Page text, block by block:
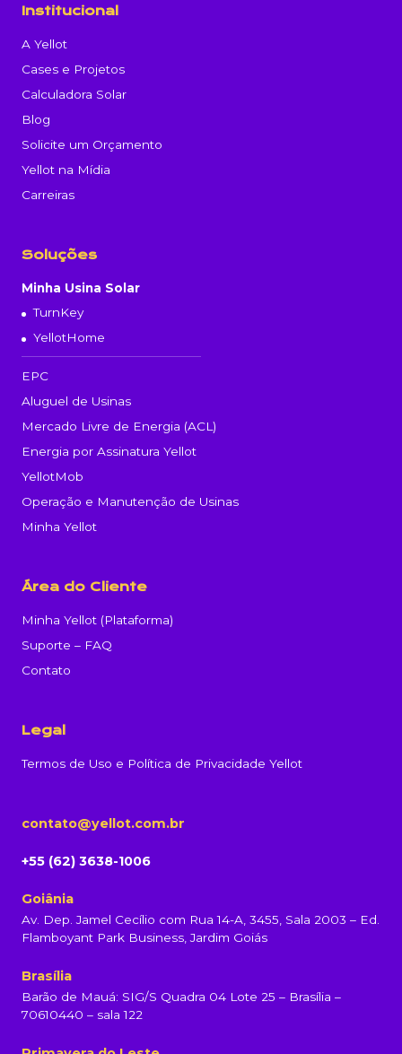
Institucional
A Yellot
Cases e Projetos
Calculadora Solar
Blog
Solicite um Orçamento
Yellot na Mídia
Carreiras
Soluções
Minha Usina Solar
TurnKey
YellotHome
EPC
Aluguel de Usinas
Mercado Livre de Energia (ACL)
Energia por Assinatura Yellot
YellotMob
Operação e Manutenção de Usinas
Minha Yellot
Área do Cliente
Minha Yellot (Plataforma)
Suporte – FAQ
Contato
Legal
Termos de Uso e Política de Privacidade Yellot
contato@yellot.com.br
+55 (62) 3638-1006
Goiânia
Av. Dep. Jamel Cecílio com Rua 14-A, 3455, Sala 2003 – Ed.
Flamboyant Park Business, Jardim Goiás
Brasília
Barão de Mauá: SIG/S Quadra 04 Lote 25 – Brasília –
70610440 – sala 122